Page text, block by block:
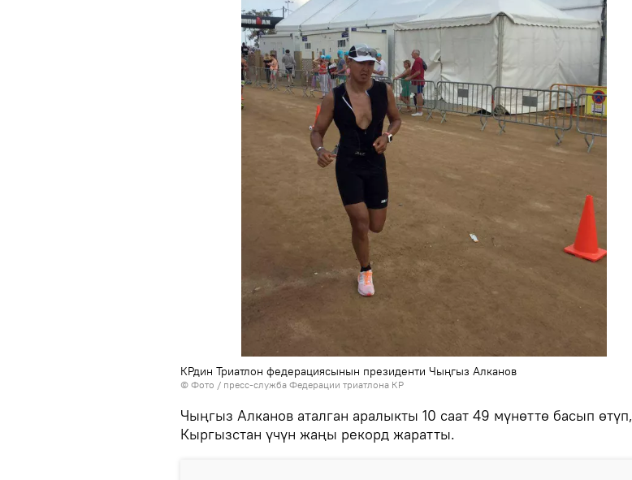
КРдин Триатлон федерациясынын президенти Чыңгыз Алканов
© Фото / пресс-служба Федерации триатлона КР
Чыңгыз Алканов аталган аралыкты 10 саат 49 мүнөттө басып өтүп,
Кыргызстан үчүн жаңы рекорд жаратты.